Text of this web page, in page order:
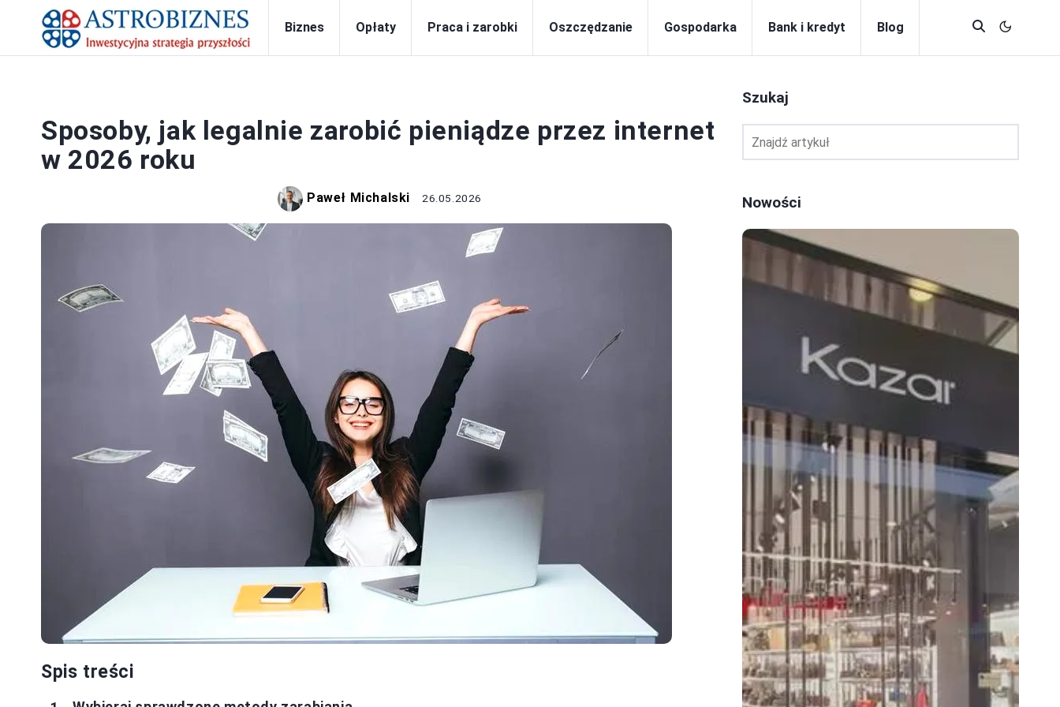
Biznes Opłaty Praca i zarobki Oszczędzanie Gospodarka Bank i kredyt Blog
Sposoby, jak legalnie zarobić pieniądze przez internet
w 2026 roku
Paweł Michalski 26.05.2026
Spis treści
Szukaj
Nowości